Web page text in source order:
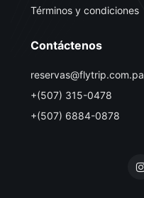
Términos y condiciones
Contáctenos
reservas@flytrip.com.pa
+(507) 315-0478
+(507) 6884-0878